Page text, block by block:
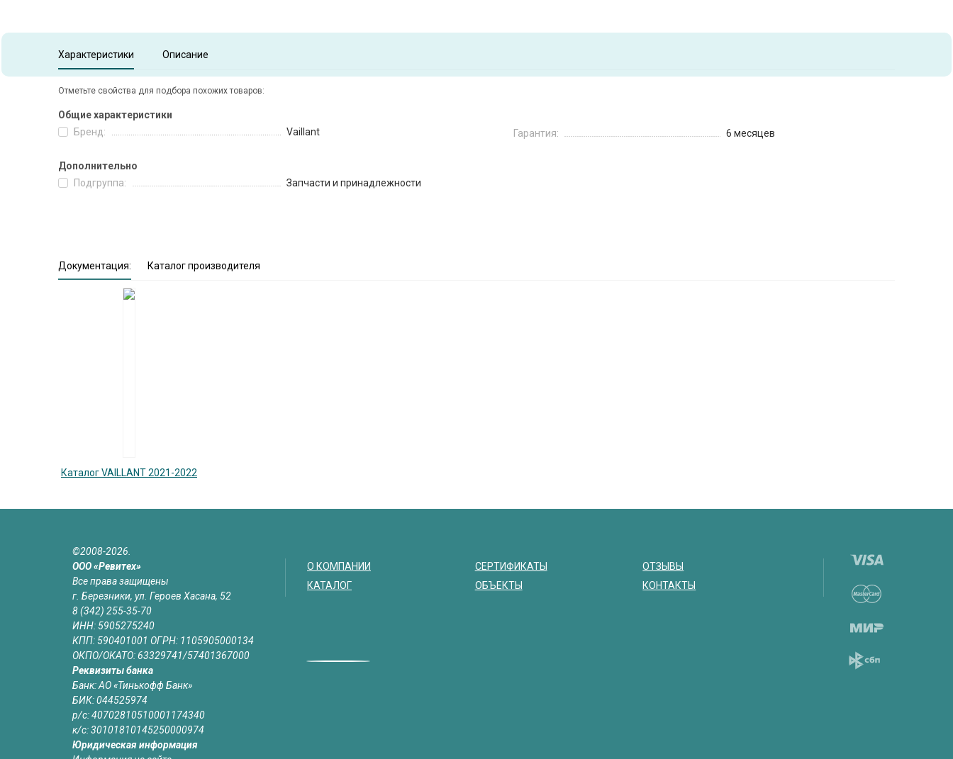
Характеристики Описание
Отметьте свойства для подбора похожих товаров:
Общие характеристики
Бренд:
Vaillant Гарантия: 6 месяцев
Дополнительно
Подгруппа:
Запчасти и принадлежности
Документация: Каталог производителя
Каталог VAILLANT 2021-2022
©2008-2026.
ООО «Ревитех»
Все права защищены
г. Березники, ул. Героев Хасана, 52
8 (342) 255-35-70
ИНН: 5905275240
КПП: 590401001 ОГРН: 1105905000134
ОКПО/ОКАТО: 63329741/57401367000
Реквизиты банка
Банк: АО «Тинькофф Банк»
БИК: 044525974
р/с: 40702810510001174340
к/с: 30101810145250000974
Юридическая информация
О КОМПАНИИ
КАТАЛОГ
СЕРТИФИКАТЫ
ОБЪЕКТЫ
ОТЗЫВЫ
КОНТАКТЫ